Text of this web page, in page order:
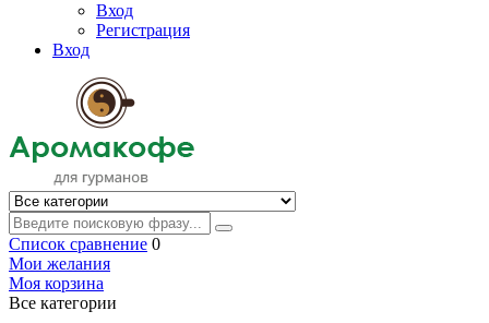
Вход
Регистрация
Вход
Список сравнение 0
Мои желания
Моя корзина
Все категории